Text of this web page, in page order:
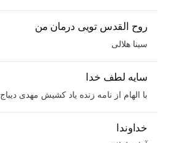
روح القدس تویی درمان من
سینا هلالی
سایه لطف خدا
با الهام از نامه زنده یاد کشیش مهدی دیباج
خداوندا